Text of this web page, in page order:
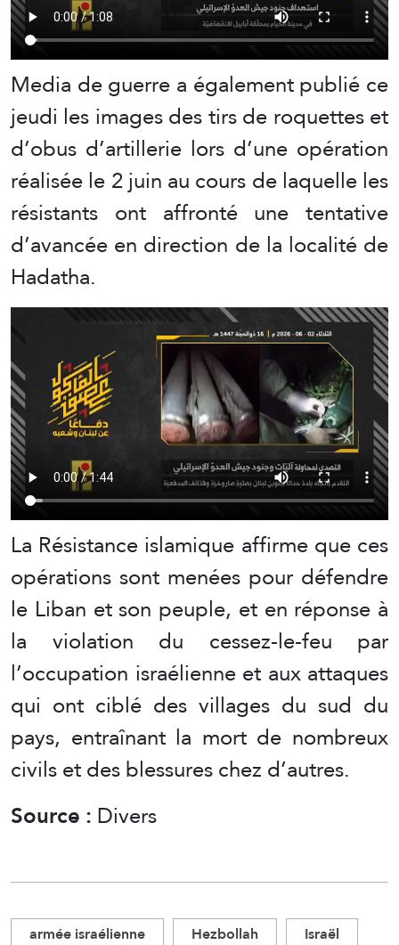
Media de guerre a également publié ce
jeudi les images des tirs de roquettes et
d’obus d’artillerie lors d’une opération
réalisée le 2 juin au cours de laquelle les
résistants ont affronté une tentative
d’avancée en direction de la localité de
Hadatha.
La Résistance islamique affirme que ces
opérations sont menées pour défendre
le Liban et son peuple, et en réponse à
la violation du cessez-le-feu par
l’occupation israélienne et aux attaques
qui ont ciblé des villages du sud du
pays, entraînant la mort de nombreux
civils et des blessures chez d’autres.
Source :Divers
armée israélienne Hezbollah Israël